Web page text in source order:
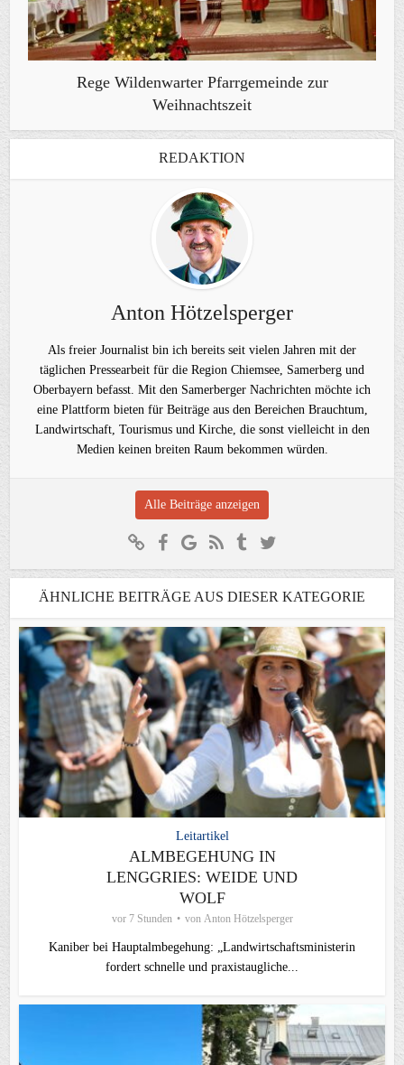
Rege Wildenwarter Pfarrgemeinde zur
Weihnachtszeit
REDAKTION
Anton Hötzelsperger
Als freier Journalist bin ich bereits seit vielen Jahren mit der
täglichen Pressearbeit für die Region Chiemsee, Samerberg und
Oberbayern befasst. Mit den Samerberger Nachrichten möchte ich
eine Plattform bieten für Beiträge aus den Bereichen Brauchtum,
Landwirtschaft, Tourismus und Kirche, die sonst vielleicht in den
Medien keinen breiten Raum bekommen würden.
Alle Beiträge anzeigen
ÄHNLICHE BEITRÄGE AUS DIESER KATEGORIE
Leitartikel
ALMBEGEHUNG IN
LENGGRIES: WEIDE UND
WOLF
vor 7 Stunden von Anton Hötzelsperger
Kaniber bei Hauptalmbegehung: „Landwirtschaftsministerin
fordert schnelle und praxistaugliche...